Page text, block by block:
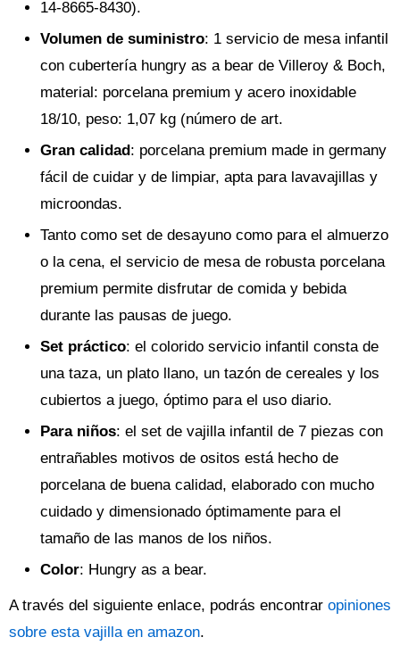
14-8665-8430).
Volumen de suministro: 1 servicio de mesa infantil
con cubertería hungry as a bear de Villeroy & Boch,
material: porcelana premium y acero inoxidable
18/10, peso: 1,07 kg (número de art.
Gran calidad: porcelana premium made in germany
fácil de cuidar y de limpiar, apta para lavavajillas y
microondas.
Tanto como set de desayuno como para el almuerzo
o la cena, el servicio de mesa de robusta porcelana
premium permite disfrutar de comida y bebida
durante las pausas de juego.
Set práctico: el colorido servicio infantil consta de
una taza, un plato llano, un tazón de cereales y los
cubiertos a juego, óptimo para el uso diario.
Para niños: el set de vajilla infantil de 7 piezas con
entrañables motivos de ositos está hecho de
porcelana de buena calidad, elaborado con mucho
cuidado y dimensionado óptimamente para el
tamaño de las manos de los niños.
Color: Hungry as a bear.
A través del siguiente enlace, podrás encontrar opiniones
sobre esta vajilla en amazon.